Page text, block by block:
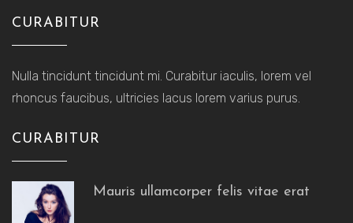
CURABITUR
Nulla tincidunt tincidunt mi. Curabitur iaculis, lorem vel
rhoncus faucibus, ultricies lacus lorem varius purus.
CURABITUR
Mauris ullamcorper felis vitae erat